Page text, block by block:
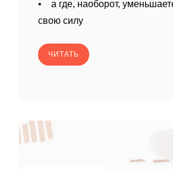
• а где, наоборот,
свою силу
ЧИТАТЬ